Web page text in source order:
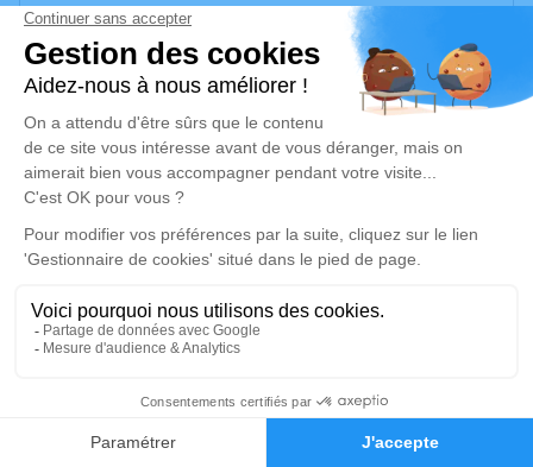
Faire-part Hommages
vos condoléances, partager des photos souvenirs, une
anecdote ou exprimer vos pensées à travers des
poèmes ou des textes. Cet endroit est un lieu
d'expression dédié à honorer la mémoire de Maryse
PRUDENT.
Un service de plantation d’arbre hommage est
disponible ici.
Je rends hommage
Cérémonie
71330 Frangy en Bresse